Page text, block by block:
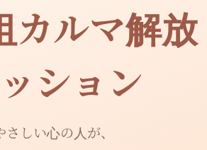
カルマ解放
ション
さしい心の人が、